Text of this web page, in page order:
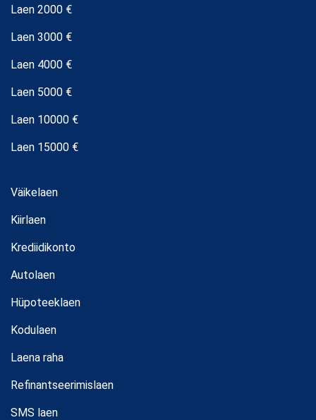
Laen 2000 €
Laen 3000 €
Laen 4000 €
Laen 5000 €
Laen 10000 €
Laen 15000 €
Väikelaen
Kiirlaen
Krediidikonto
Autolaen
Hüpoteeklaen
Kodulaen
Laena raha
Refinantseerimislaen
SMS laen